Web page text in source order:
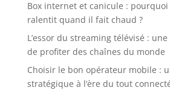
Box internet et canicule :
ralentit quand il fait chaud ?
L’essor du streaming télévisé :
de profiter des chaînes du monde
Choisir le bon opérateur mobile :
stratégique à l’ère du tout